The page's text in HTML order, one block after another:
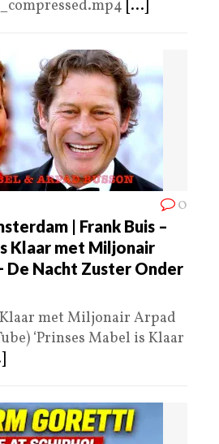
[...]
0
| Frank Buis –
Klaar met Miljonair
De Nacht Zuster Onder
met Miljonair Arpad
‘Prinses Mabel is Klaar